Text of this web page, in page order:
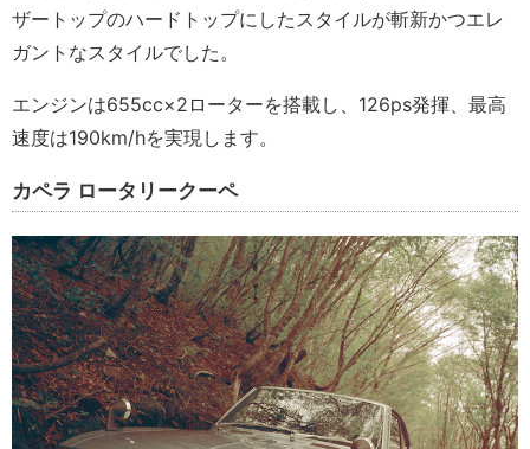
ザートップのハードトップにしたスタイルが斬新かつエレ
ガントなスタイルでした。
エンジンは655cc×2ローターを搭載し、126ps発揮、最高
速度は190km/hを実現します。
カペラ ロータリークーペ